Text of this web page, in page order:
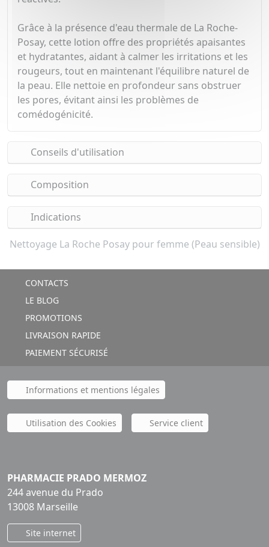
Grâce à la présence d'eau thermale de La Roche-
Posay, cette lotion offre des propriétés apaisantes
et hydratantes, aidant à calmer les irritations et les
rougeurs, tout en maintenant l'équilibre naturel de
la peau. Elle nettoie en profondeur sans obstruer
les pores, évitant ainsi les problèmes de
comédogénicité.
Conseils d'utilisation
Composition
Indications
Nettoyage La Roche Posay pour femme (Peau sensible)
CONTACTS
LE BLOG
PROMOTIONS
LIVRAISON RAPIDE
PAIEMENT SÉCURISÉ
Informations et mentions légales
Utilisation des Cookies Service client
PHARMACIE PRADO MERMOZ
244 avenue du Prado
13008 Marseille
Site internet